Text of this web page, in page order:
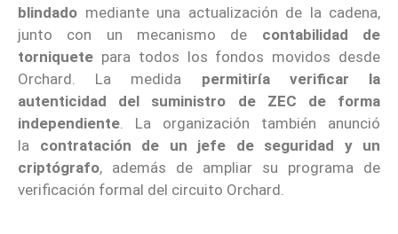
blindado mediante una actualización de la cadena,
junto con un mecanismo de contabilidad de
torniquete para todos los fondos movidos desde
Orchard. La medida permitiría verificar la
autenticidad del suministro de ZEC de forma
independiente . La organización también anunció
la contratación de un jefe de seguridad y un
criptógrafo, además de ampliar su programa de
verificación formal del circuito Orchard.